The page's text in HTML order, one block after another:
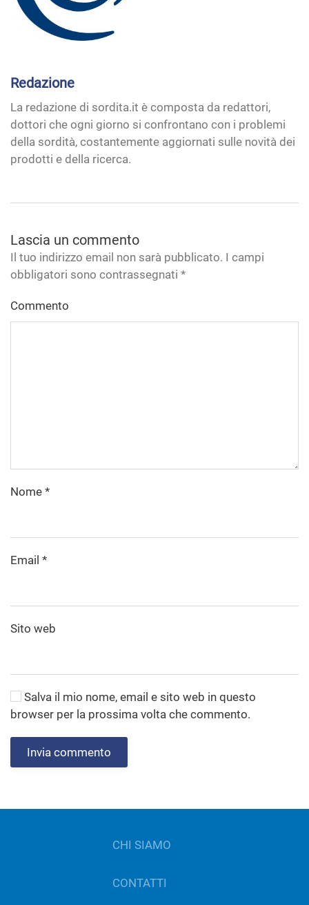
Redazione
La redazione di sordita.it è composta da redattori,
dottori che ogni giorno si confrontano con i problemi
della sordità, costantemente aggiornati sulle novità dei
prodotti e della ricerca.
Lascia un commento
Il tuo indirizzo email non sarà pubblicato. I campi
obbligatori sono contrassegnati *
Commento
Nome *
Email *
Sito web
Salva il mio nome, email e sito web in questo
browser per la prossima volta che commento.
Invia commento
CHI SIAMO
CONTATTI